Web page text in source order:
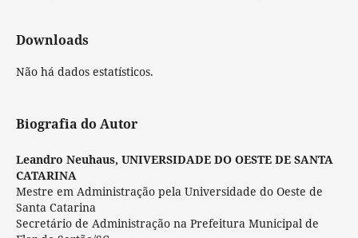
Downloads
Não há dados estatísticos.
Biografia do Autor
Leandro Neuhaus, UNIVERSIDADE DO OESTE DE SANTA
CATARINA
Mestre em Administração pela Universidade do Oeste de
Santa Catarina
Secretário de Administração na Prefeitura Municipal de